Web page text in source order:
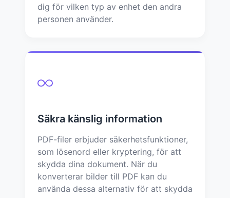
dig för vilken typ av enhet den andra
personen använder.
Säkra känslig information
PDF-filer erbjuder säkerhetsfunktioner,
som lösenord eller kryptering, för att
skydda dina dokument. När du
konverterar bilder till PDF kan du
använda dessa alternativ för att skydda